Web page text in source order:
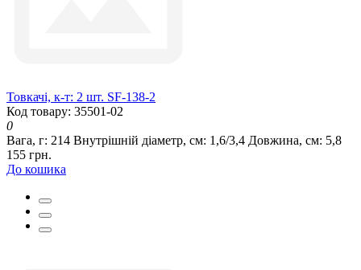
Товкачі, к-т: 2 шт. SF-138-2
Код товару: 35501-02
0
Вага, г: 214 Внутрішній діаметр, см: 1,6/3,4 Довжина, см: 5,8
155 грн.
До кошика